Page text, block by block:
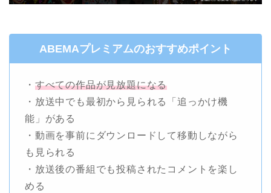
ABEMAプレミアムのおすすめポイント
・ すべての作品が見放題になる
・放送中でも最初から見られる「追っかけ機
能」がある
・動画を事前にダウンロードして移動しながら
も見られる
・放送後の番組でも投稿されたコメントを楽し
める